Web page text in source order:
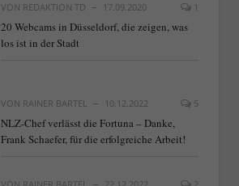
VON REDAKTION TD 17.09.2020 1
20 Webcams in Düsseldorf, die zeigen, was
los ist in der Stadt
VON RAINER BARTEL 10.12.2022 5
NLZ-Chef verlässt die Fortuna – Danke,
Frank Schaefer, für die erfolgreiche Arbeit!